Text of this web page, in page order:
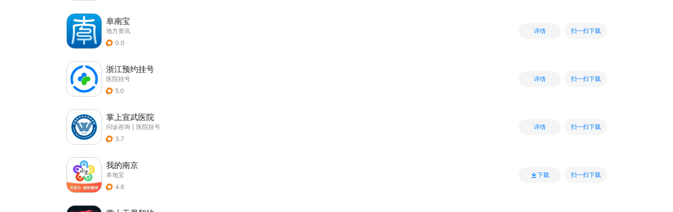
阜南宝
地方资讯
0.0
详情 扫一扫下载
浙江预约挂号
医院挂号
5.0
详情 扫一扫下载
掌上宣武医院
问诊咨询
医院挂号
3.7
详情 扫一扫下载
我的南京
本地宝
4.6
下载 扫一扫下载